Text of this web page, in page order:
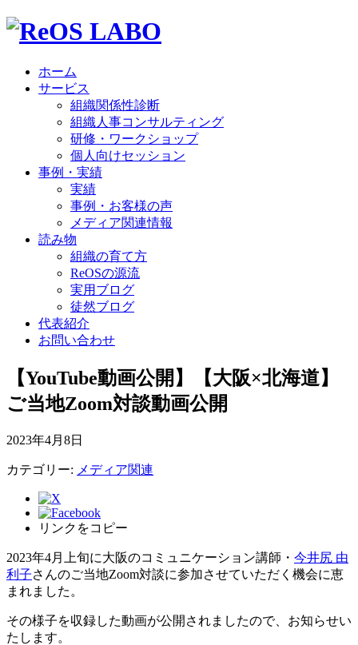
ホーム
サービス
組織関係性診断
組織人事コンサルティング
研修・ワークショップ
個人向けセッション
事例・実績
実績
事例・お客様の声
メディア関連情報
読み物
組織の育て方
ReOSの源流
実用ブログ
徒然ブログ
代表紹介
お問い合わせ
【YouTube動画公開】【大阪×北海道】
ご当地Zoom対談動画公開
2023年4月8日
カテゴリー: メディア関連
リンクをコピー
2023年4月上旬に大阪のコミュニケーション講師・ 今井尻 由
利子さんのご当地Zoom対談に参加させていただく機会に恵
まれました。
その様子を収録した動画が公開されましたので、お知らせい
たします。